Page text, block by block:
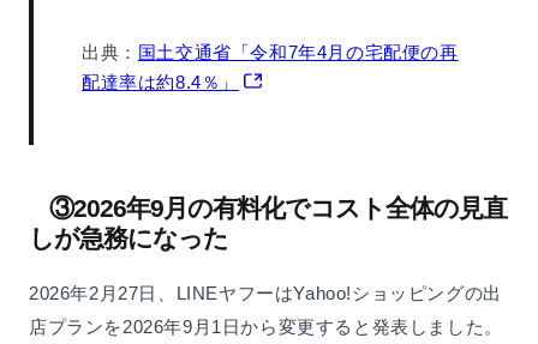
出典： 国土交通省「令和7年4月の宅配便の再
配達率は約8.4％」
③2026年9月の有料化でコスト全体の見直
しが急務になった
2026年2月27日、LINEヤフーはYahoo!ショッピングの出
店プランを2026年9月1日から変更すると発表しました。